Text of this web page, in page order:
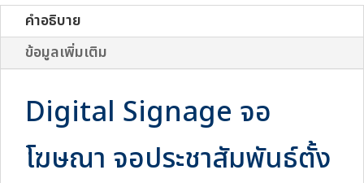
คำอธิบาย
ข้อมูลเพิ่มเติม
Digital Signage จอ
โฆษณา จอประชาสัมพันธ์ตั้ง